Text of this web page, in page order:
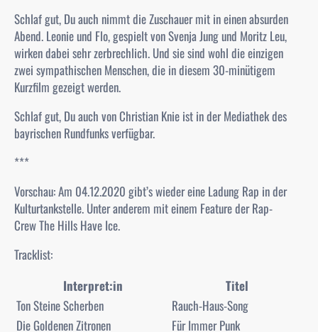
Schlaf gut, Du auch nimmt die Zuschauer mit in einen absurden
Abend. Leonie und Flo, gespielt von Svenja Jung und Moritz Leu,
wirken dabei sehr zerbrechlich. Und sie sind wohl die einzigen
zwei sympathischen Menschen, die in diesem 30-minütigem
Kurzfilm gezeigt werden.
Schlaf gut, Du auch von Christian Knie ist in der Mediathek des
bayrischen Rundfunks verfügbar.
***
Vorschau: Am 04.12.2020 gibt’s wieder eine Ladung Rap in der
Kulturtankstelle. Unter anderem mit einem Feature der Rap-
CrewThe Hills Have Ice.
Tracklist:
Interpret:in
Titel
Ton Steine Scherben
Rauch-Haus-Song
Die Goldenen Zitronen
Für Immer Punk